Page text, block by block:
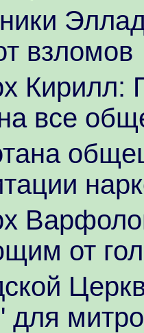
взломов
Кирилл:
все
от
для